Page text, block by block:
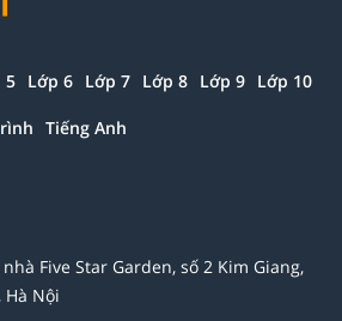
5 Lớp 6 Lớp 7 Lớp 8 Lớp 9 Lớp 10
Tiếng Anh
nhà Five Star Garden, số 2 Kim Giang,
Nội